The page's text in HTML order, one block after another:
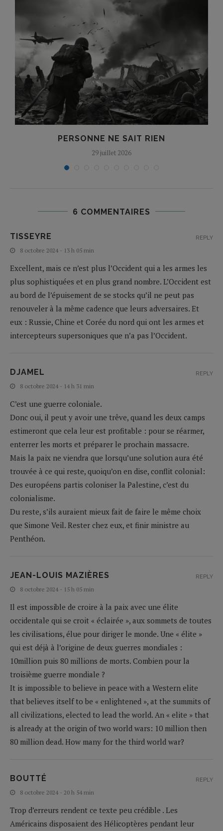
PERSONNE NE SAIT RIEN
29 juillet 2026
6 COMMENTAIRES
TISSEYRE
8 octobre 2024 - 13 h 05 min
Excellent, mais ce n’est plus l’Occident qui a les armes les
plus sophistiquées et en plus grand nombre. L’Occident est
au bord de l’épuisement de se stocks qu’il ne peut pas
renouveler à la même cadence que leurs adversaires. Et
eux : Russie, Chine et Corée du nord qui ont les armes et
intercepteurs supersoniques que n’a pas l’Occident.
REPLY
DJAMEL
8 octobre 2024 - 14 h 31 min
C’est une guerre coloniale.
Donc oui, il peut y avoir une trêve, quand les deux camps
estimeront que cela leur est profitable : pour se réarmer,
enterrer les morts et préparer le prochain massacre.
Mais la paix ne viendra que lorsqu’une solution aura été
trouvée à ce qui reste, quoiqu’on en dise, conflit colonial:
Des européens partis coloniser la Palestine, c’est du
colonialisme.
Du reste, s’ils auraient mieux fait de faire le même choix
que Simone Veil. Rester chez eux, et finir ministre au
Penthéon.
REPLY
JEAN-LOUIS MAZIÈRES
8 octobre 2024 - 15 h 05 min
Il est impossible de croire à la paix avec une élite
occidentale qui se croit « éclairée », aux sommets de toutes
les civilisations, élue pour diriger le monde. Une « élite »
qui est déjà à l’origine de deux guerres mondiales :
10million puis 80 millions de morts. Combien pour la
troisième guerre mondiale ?
It is impossible to believe in peace with a Western elite
that believes itself to be « enlightened », at the summits of
all civilizations, elected to lead the world. An « elite » that
is already at the origin of two world wars: 10 million then
80 million dead. How many for the third world war?
REPLY
BOUTTÉ
8 octobre 2024 - 20 h 54 min
Trop d’erreurs rendent ce texte peu crédible . Les
Américains disposaient des Hélicoptères pendant leur
REPLY